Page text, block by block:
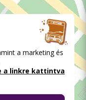
a marketing és
a linkre kattintva